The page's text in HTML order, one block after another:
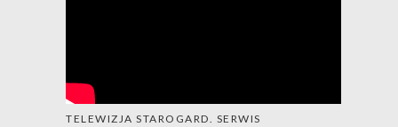
TELEWIZJA STAROGARD. SERWIS